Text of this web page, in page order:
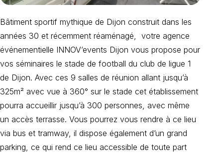
Bâtiment sportif mythique de Dijon construit dans les
années 30 et récemment réaménagé, votre agence
événementielle INNOV’events Dijon vous propose pour
vos séminaires le stade de football du club de ligue 1
de Dijon. Avec ces 9 salles de réunion allant jusqu’à
325m² avec vue à 360° sur le stade cet établissement
pourra accueillir jusqu’à 300 personnes, avec même
un accès terrasse. Vous pourrez vous rendre à ce lieu
via bus et tramway, il dispose également d’un grand
parking, ce qui rend ce lieu accessible de toute part